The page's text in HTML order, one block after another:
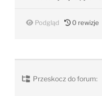
Podgląd 0 rewizje
Przeskocz do forum: